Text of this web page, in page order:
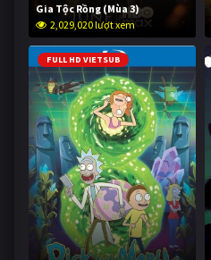
Gia Tộc Rồng (Mùa 3)
2,029,020 lượt xem
FULL HD VIETSUB